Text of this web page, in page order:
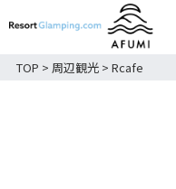
TOP >周辺観光 >Rcafe